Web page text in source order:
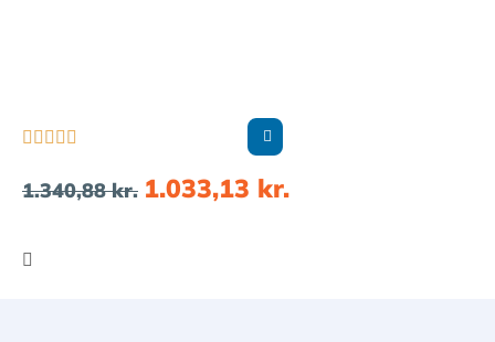
    
1.340,88kr. 1.033,13 kr.